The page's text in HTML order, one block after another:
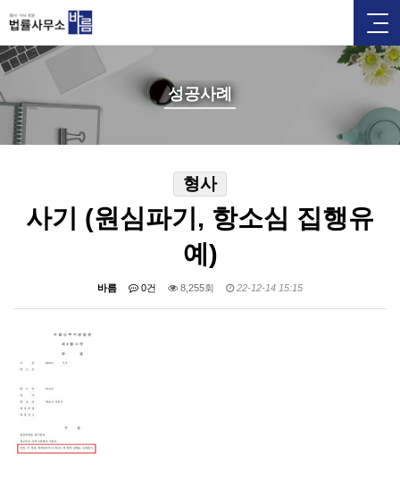
성공사례
형사
사기 (원심파기, 항소심 집행유
예)
바름 0건 8,255회 22-12-14 15:15